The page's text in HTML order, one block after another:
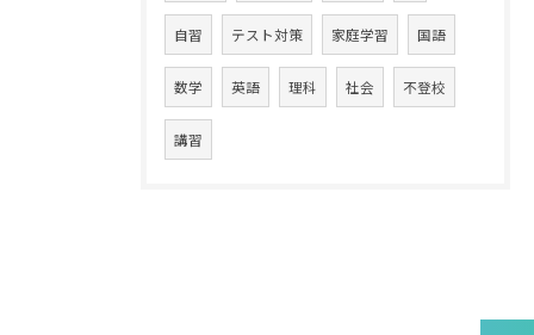
自習 テスト対策 家庭学習 国語
数学 英語 理科 社会 不登校
講習